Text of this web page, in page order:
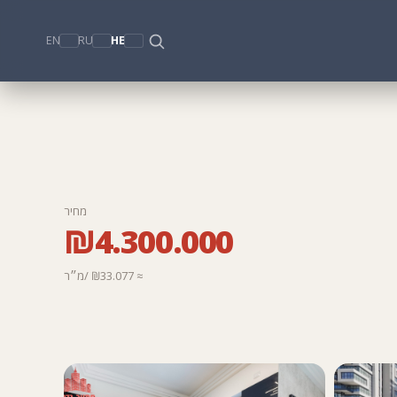
HE
RU
EN
מחיר
₪4.300.000
≈ ₪33.077 /מ״ר